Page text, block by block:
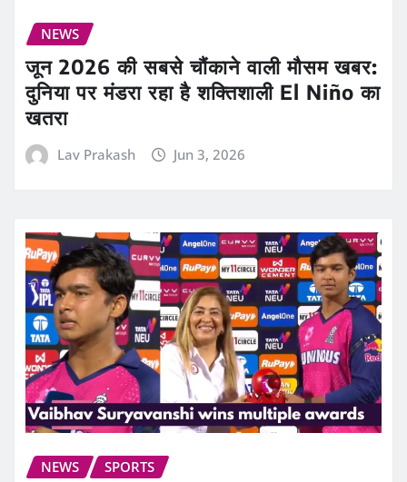
NEWS
जून 2026 की सबसे चौंकाने वाली मौसम खबर:
दुनिया पर मंडरा रहा है शक्तिशाली El Niño का
खतरा
Lav Prakash Jun 3, 2026
NEWS SPORTS